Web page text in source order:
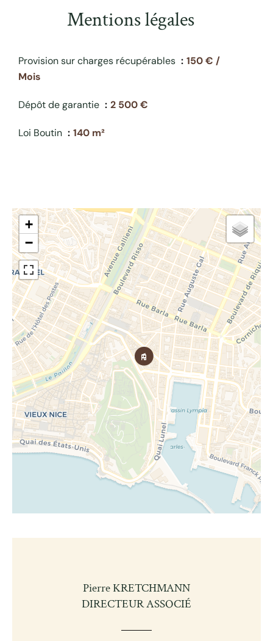
Mentions légales
Provision sur charges récupérables
150 € /
Mois
Dépôt de garantie 2 500 €
Loi Boutin 140 m²
+
−
Pierre KRETCHMANN
DIRECTEUR ASSOCIÉ